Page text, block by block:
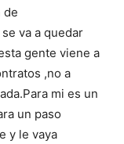
de
va a quedar
gente viene a
,no a
mi es un
un paso
y le vaya